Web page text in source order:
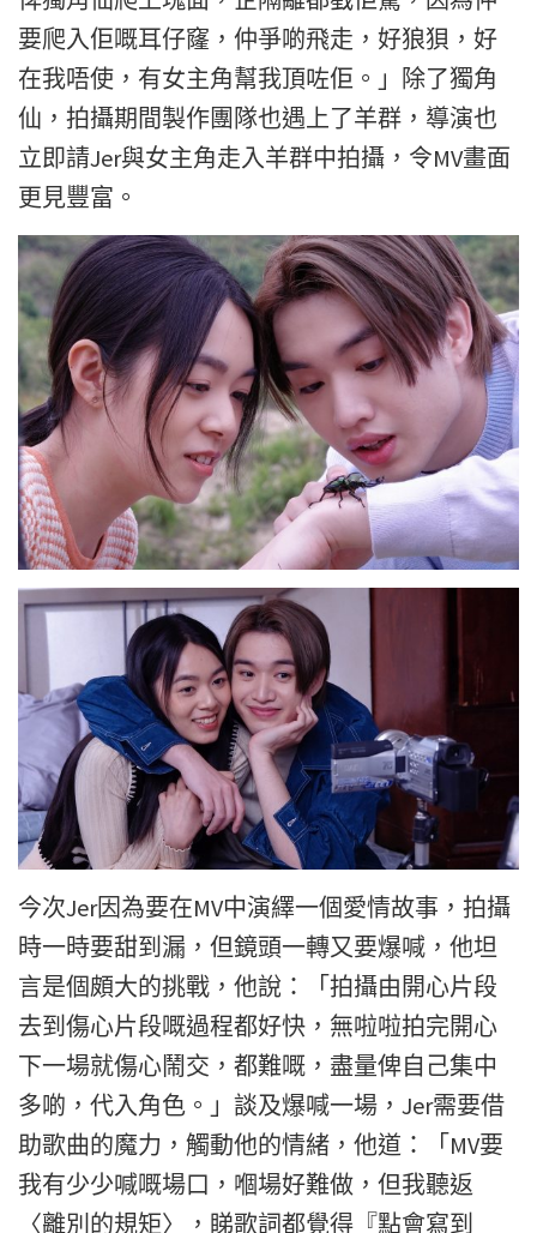
要爬入佢嘅耳仔窿，仲爭啲飛走，好狼狽，好
在我唔使， 有女主角幫我頂咗佢。」除了獨角
仙， 拍攝期間製作團隊也遇上了羊群，導演也
立即請Jer與女主角走入羊群中拍攝，令MV畫面
更見豐富。
今次Jer因為要在MV中演繹一個愛情故事， 拍攝
時一時要甜到漏，但鏡頭一轉又要爆喊， 他坦
言是個頗大的挑戰，他說：「拍攝由開心片段
去到傷心片段嘅過程都好快， 無啦啦拍完開心
下一場就傷心鬧交，都難嘅，盡量俾自己集中
多啲， 代入角色。」談及爆喊一場，Jer需要借
助歌曲的魔力， 觸動他的情緒，他道：「MV要
我有少少喊嘅場口，嗰場好難做，但我聽返
〈離別的規矩〉，睇歌詞都覺得『點會寫到